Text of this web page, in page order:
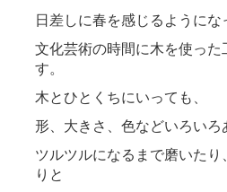
日差しに春を感じるようにな
文化芸術の時間に木を使った
す。
木とひとくちにいっても、
形、大きさ、色などいろいろ
ツルツルになるまで磨いたり
りと